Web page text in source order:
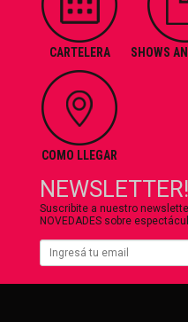
CARTELERA SHOWS
COMO LLEGAR
NEWSLETTER!
Suscribite a nuestro
NOVEDADES sobre